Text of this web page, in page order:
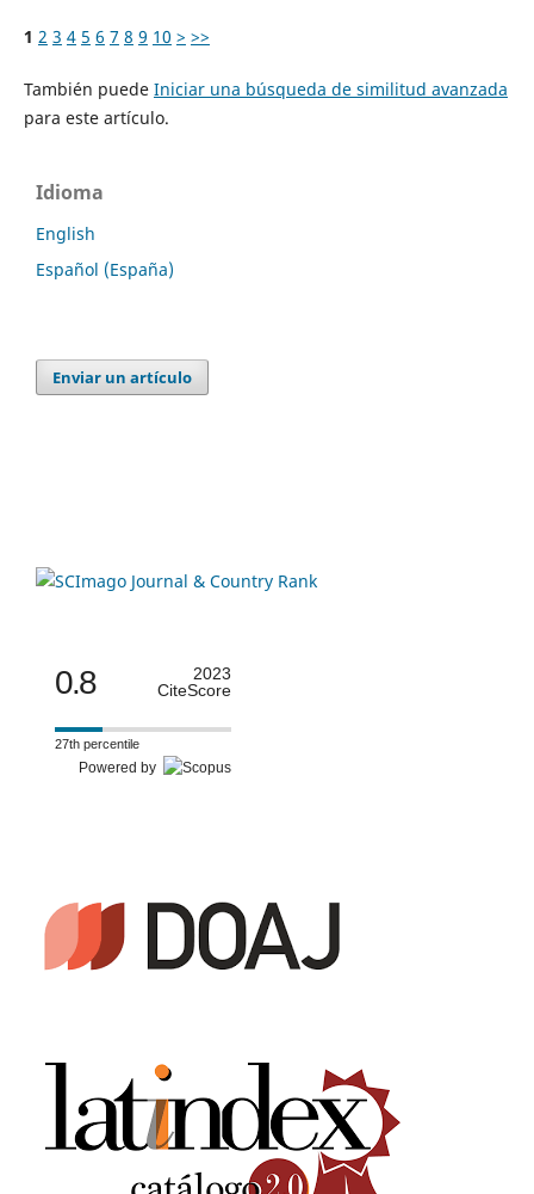
1 2 3 4 5 6 7 8 9 10 > >>
También puede Iniciar una búsqueda de similitud avanzada
para este artículo.
Idioma
English
Español (España)
Enviar un artículo
0.8
2023
CiteScore
27th percentile
Powered by